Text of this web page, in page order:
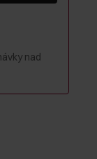
nad